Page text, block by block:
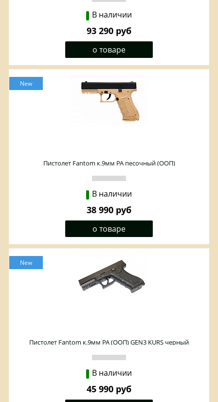
В наличии
93 290 руб
о товаре
New
Пистолет Fantom к.9мм РА песочный (ООП)
В наличии
38 990 руб
о товаре
New
Пистолет Fantom к.9мм РА (ООП) GEN3 KURS черный
В наличии
45 990 руб